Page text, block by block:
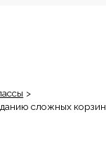
сложных корзин